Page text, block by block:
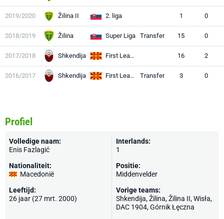
2019/2020 Žilina II 2. liga 1 0
2018/2019 Žilina Super Liga Transfer 15 0
2017/2018 Shkendija First League 16 2
2016/2017 Shkendija First League Transfer 3 0
Profiel
Volledige naam:
Enis Fazlagić
Nationaliteit:
Macedonië
Leeftijd:
26 jaar (27 mrt. 2000)
Interlands:
1
Positie:
Middenvelder
Vorige teams:
Shkendija,Žilina, Žilina II,Wisła,
DAC 1904, Górnik Łęczna